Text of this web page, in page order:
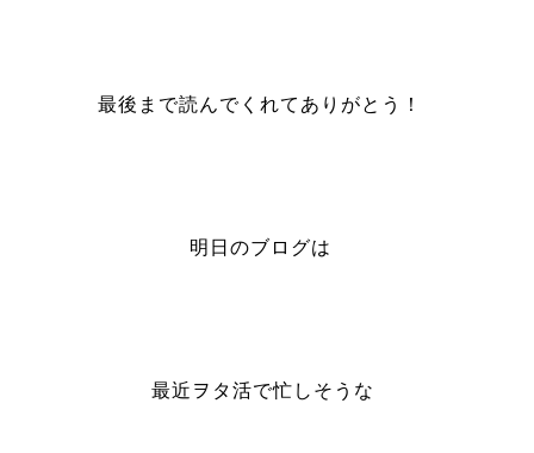
最後まで読んでくれてありがとう！
明日のブログは
最近ヲタ活で忙しそうな